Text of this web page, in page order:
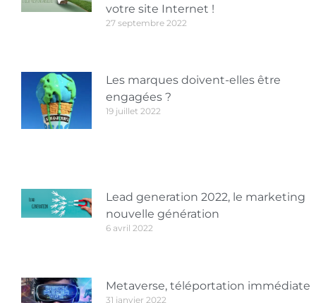
votre site Internet !
27 septembre 2022
Les marques doivent-elles être
engagées ?
19 juillet 2022
Lead generation 2022, le marketing
nouvelle génération
6 avril 2022
Metaverse, téléportation immédiate
31 janvier 2022